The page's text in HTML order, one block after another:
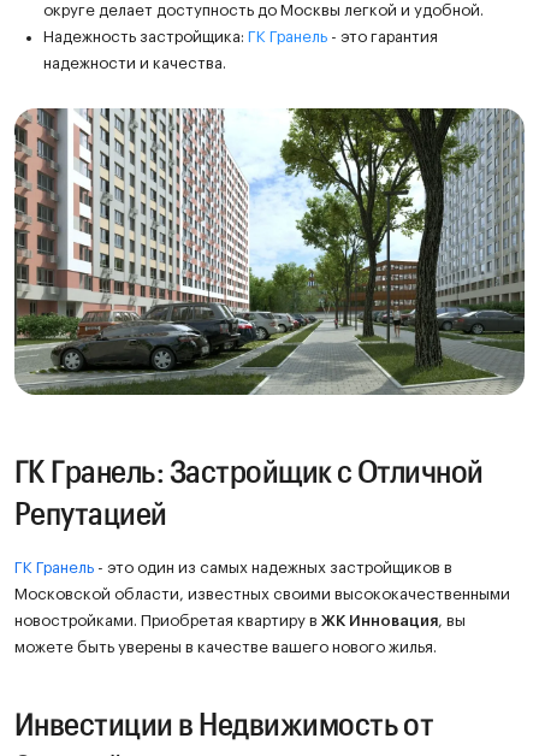
округе делает доступность до Москвы легкой и удобной.
Надежность застройщика: ГК Гранель - это гарантия
надежности и качества.
ГК Гранель: Застройщик с Отличной
Репутацией
ГК Гранель - это один из самых надежных застройщиков в
Московской области, известных своими высококачественными
новостройками. Приобретая квартиру в ЖК Инновация, вы
можете быть уверены в качестве вашего нового жилья.
Инвестиции в Недвижимость от